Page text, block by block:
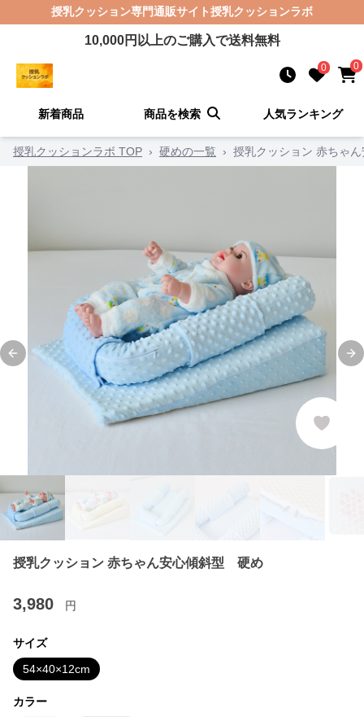
授乳クッション専門通販サイト授乳クッションラボ
10,000円以上のご購入で送料無料
0 0
新着商品 商品を検索 人気ランキング
授乳クッションラボ TOP › 硬めの一覧 › 授乳クッション 赤ちゃ
Previous slide
授乳クッション 赤ちゃん安心傾斜型 硬め
3,980 円
サイズ
54×40×12cm
カラー